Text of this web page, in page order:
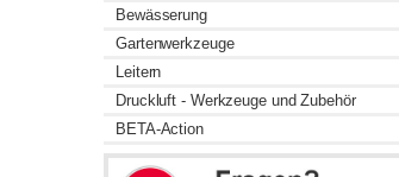
Bewässerung
Gartenwerkzeuge
Leitern
Druckluft - Werkzeuge und Zubehör
BETA-Action